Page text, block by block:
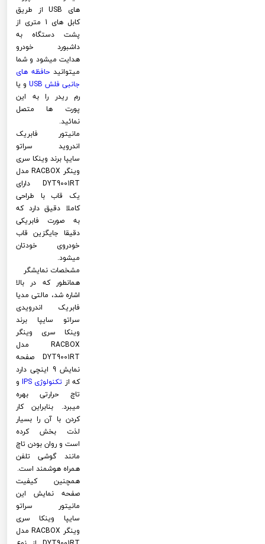
های USB از طریق
کابل های 1 متری از
پشت دستگاه به
داشبورد خودرو
هدایت میشود و شما
میتوانید حافظه های
جانبی فلش USB و یا
رم ریدر را به این
پورت ها متصل
نمائید.
مانیتور فابریک
اندروید سراتو
سایپا برند وینکا سری
وینگر RACBOX مدل
DYT9001RT دارای
یک قاب با طراحی
کاملا دقیق دارد که
به صورت فابریکی
دقیقا جایگزین قاب
خودروی خودتان
میشود.
مشخصات نمایشگر
همانطور که در بالا
اشاره شد، مالتی مدیا
فابریک اندرویدی
سراتو سایپا برند
وینکا سری وینگر
RACBOX مدل
DYT9001RT صفحه
نمایش 9 اینچی دارد
که از تکنولوژی IPSو
تاچ حرارتی بهره
میبرد. بنابراین کار
کردن با آن را بسیار
لذت بخش کرده
است و روان بودن تاچ
مانند گوشی تلفن
همراه هوشمند است.
همچنین کیفیت
صفحه نمایش این
مانیتور سراتو
سایپا وینکا سری
وینگر RACBOX مدل